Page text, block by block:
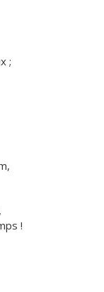
;
!